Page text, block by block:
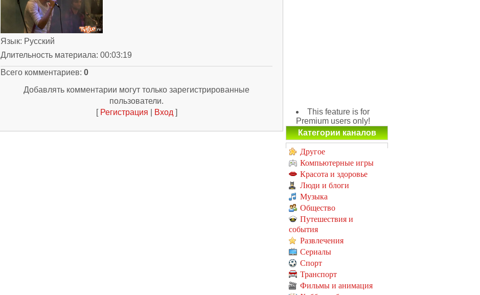
Язык: Русский
Длительность материала: 00:03:19
Всего комментариев: 0
Добавлять комментарии могут только зарегистрированные
пользователи.
[ Регистрация Вход ]
This feature is for
Premium users only!
Категории каналов
Другое
Компьютерные игры
Красота и здоровье
Люди и блоги
Музыка
Общество
Путешествия и
события
Развлечения
Сериалы
Спорт
Транспорт
Фильмы и анимация